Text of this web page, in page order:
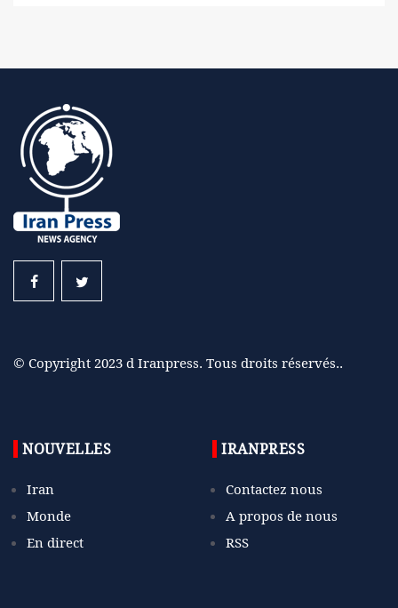
© Copyright 2023 d Iranpress. Tous droits réservés..
NOUVELLES
Iran
Monde
En direct
IRANPRESS
Contactez nous
A propos de nous
RSS